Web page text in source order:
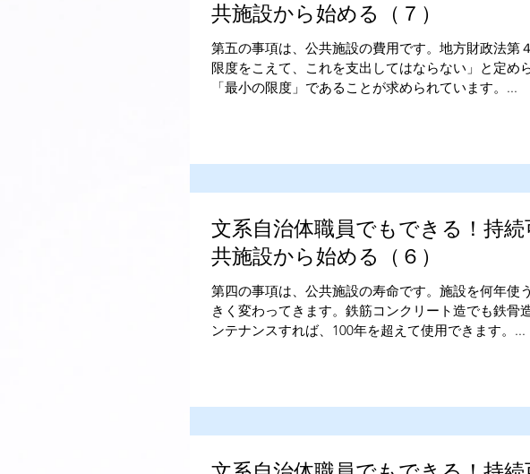
共施設から始める（７）
第五の事項は、公共施設の費用です。地方財政法第
限度をこえて、これを支出してはならない」と定め
「最小の限度」であることが求められています。...
文系自治体職員でもできる！持続
共施設から始める（６）
第四の事項は、公共施設の寿命です。施設を何年使
きく変わってきます。鉄筋コンクリート造でも鉄骨
ンテナンスすれば、100年を超えて使用できます。...